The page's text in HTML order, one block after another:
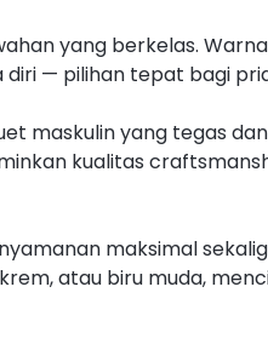
yang berkelas.
— pilihan tepat bagi
maskulin yang tegas
kualitas
maksimal
atau biru muda,